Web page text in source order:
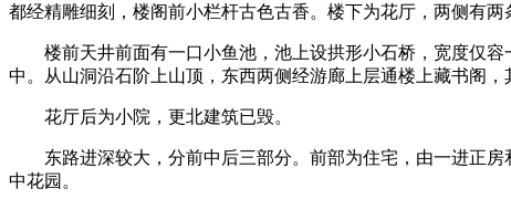
都经精雕细刻，楼阁前小栏杆古色古香。楼下为花厅，两侧有
楼前天井前面有一口小鱼池，池上设拱形小石桥，宽度仅容
中。从山洞沿石阶上山顶，东西两侧经游廊上层通楼上藏书阁
花厅后为小院，更北建筑已毁。
东路进深较大，分前中后三部分。前部为住宅，由一进正房
中花园。